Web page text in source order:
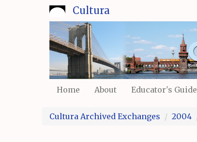
Cultura
Home About Educator's Guide
Cultura Archived Exchanges 2004